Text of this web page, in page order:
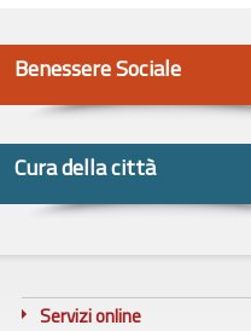
Benessere Sociale
Cura della città
Servizi online